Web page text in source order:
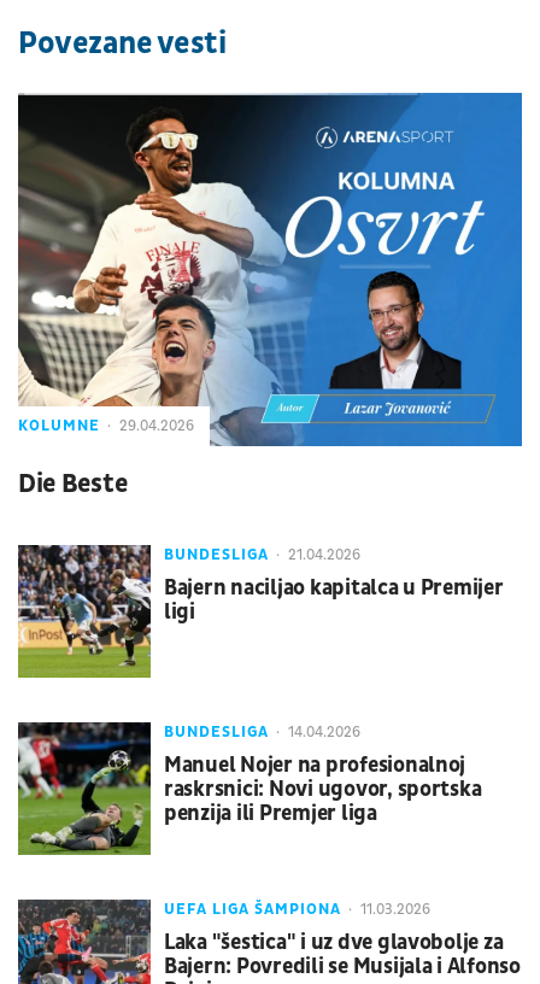
Povezane vesti
KOLUMNE 29.04.2026
Die Beste
BUNDESLIGA 21.04.2026
Bajern naciljao kapitalca u Premijer
ligi
BUNDESLIGA 14.04.2026
Manuel Nojer na profesionalnoj
raskrsnici: Novi ugovor, sportska
penzija ili Premjer liga
UEFA LIGA ŠAMPIONA 11.03.2026
Laka "šestica" i uz dve glavobolje za
Bajern: Povredili se Musijala i Alfonso